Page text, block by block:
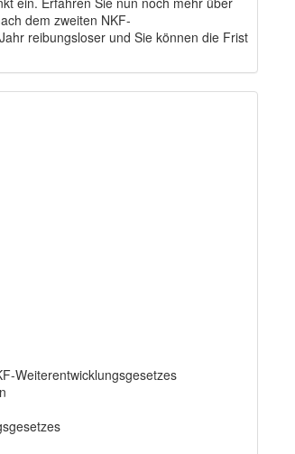
dem zweiten NKF-
reibungsloser und Sie können die Frist
Weiterentwicklungsgesetzes